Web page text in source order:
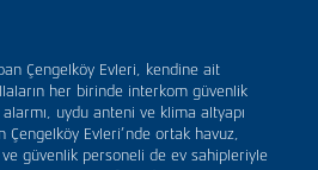
Çengelköy Evleri, kendine ait
her birinde interkom güvenlik
alarmı, uydu anteni ve klima altyapı
Çengelköy Evleri’nde ortak havuz,
güvenlik personeli de ev sahipleriyle